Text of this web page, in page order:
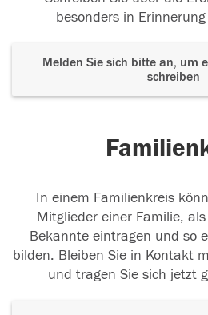
besonders in
Melden Sie sich bitte an, um
schreiben
In einem Familienkreis
Mitglieder einer Familie,
Bekannte eintragen und so
bilden. Bleiben Sie in Kontakt
und tragen Sie sich jetzt